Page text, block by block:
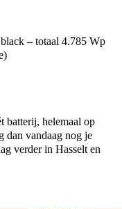
– totaal 4.785 Wp
batterij, helemaal op
dan vandaag nog je
verder in Hasselt en